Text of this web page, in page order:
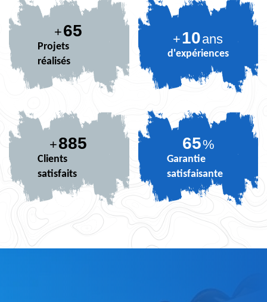
+81
Projets
réalisés
+10ans
d'expériences
+885
Clients
satisfaits
81%
Garantie
satisfaisante